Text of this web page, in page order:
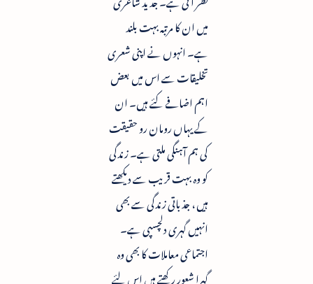
میں ان کا مرتبہ بہت بلند
ہے۔ انہوں نے اپنی شعری
تخلیقات سے اس میں بعض
اہم اضافے کئے ہیں۔ ان
کے یہاں رومان رو حقیقت
کی ہم آہنگی ملتی ہے۔ زندگی
کو وہ بہت قریب سے دیکھتے
ہیں ، جذباتی زندگی سے بھی
انہیں گہری دلچسپی ہے۔
اجتماعی معاملات کا بھی وہ
گہرا شعور رکھتے ہیں اس لئے